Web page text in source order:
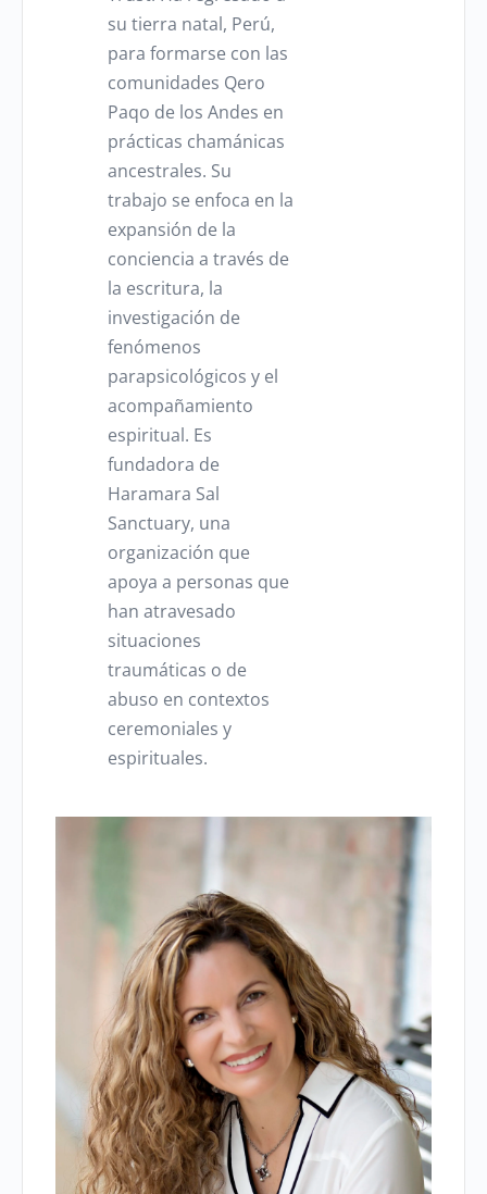
su tierra natal, Perú,
para formarse con las
comunidades Qero
Paqo de los Andes en
prácticas chamánicas
ancestrales. Su
trabajo se enfoca en la
expansión de la
conciencia a través de
la escritura, la
investigación de
fenómenos
parapsicológicos y el
acompañamiento
espiritual. Es
fundadora de
Haramara Sal
Sanctuary, una
organización que
apoya a personas que
han atravesado
situaciones
traumáticas o de
abuso en contextos
ceremoniales y
espirituales.